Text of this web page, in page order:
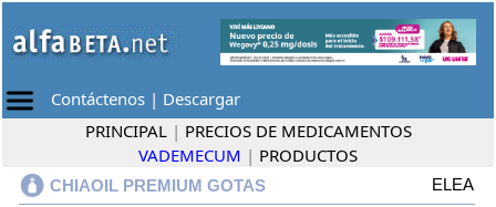
Contáctenos | Descargar
PRINCIPAL | PRECIOS DE MEDICAMENTOS
VADEMECUM | PRODUCTOS
CHIAOIL PREMIUM GOTAS
ELEA